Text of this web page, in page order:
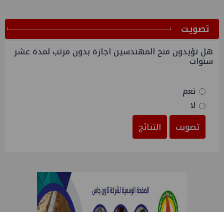
ﺗﺼﻮﻳﺖ
هل تؤيدون منح المهندسين اجازة بدون مرتب لمدة عشر
سنوات
نعم
لا
تصويت
النتائج